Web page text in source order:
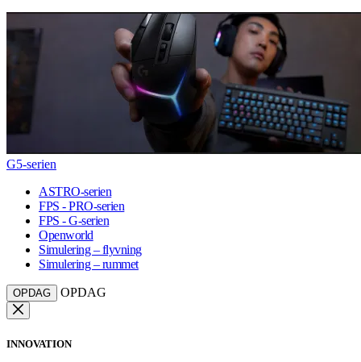
G5-serien
ASTRO-serien
FPS - PRO-serien
FPS - G-serien
Openworld
Simulering – flyvning
Simulering – rummet
OPDAG OPDAG
INNOVATION